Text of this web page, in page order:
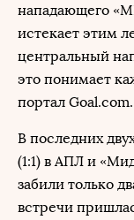
нападающего
истекает этим
центральный
это понимает
портал Goal.com.
В последних
(1:1) в АПЛ и
забили только
встречи